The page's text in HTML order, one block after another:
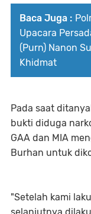
Baca Juga :
Upacara
(Purn) Nanon
Khidmat
Pada saat
bukti diduga
GAA dan MIA
Burhan untuk
"Setelah kami